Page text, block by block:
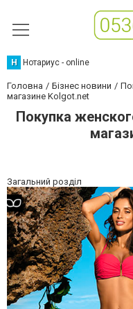
Н Нотариус - online
Головна Бізнес новини
магазине Kolgot.net
Покупка
Загальний розділ